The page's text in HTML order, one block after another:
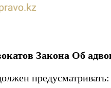
Закона Об
предусматривать: